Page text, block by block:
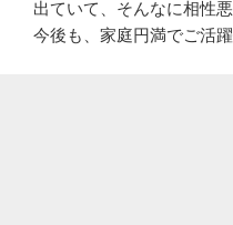
出ていて、そんなに相性
今後も、家庭円満でご活躍